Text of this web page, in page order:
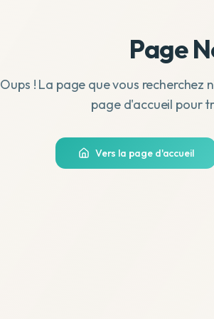
Page
Oups ! La page que vous recherchez
page d'accueil pour
Vers la page d'accueil